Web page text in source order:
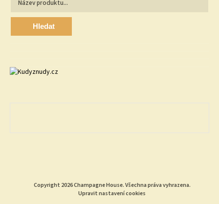
Hledat
Copyright 2026Champagne House. Všechna práva vyhrazena.
Upravit nastavení cookies